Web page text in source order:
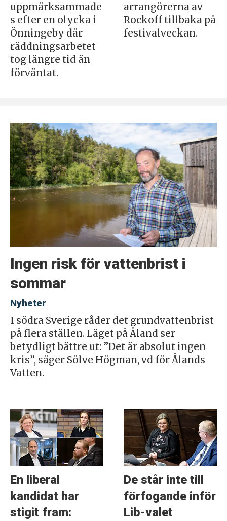
uppmärksammade
s efter en olycka i
Önningeby där
räddningsarbetet
tog längre tid än
förväntat.
arrangörerna av
Rockoff tillbaka på
festivalveckan.
Ingen risk för vattenbrist i
sommar
Nyheter
I södra Sverige råder det grundvattenbrist
på flera ställen. Läget på Åland ser
betydligt bättre ut: ”Det är absolut ingen
kris”, säger Sölve Högman, vd för Ålands
Vatten.
En liberal
kandidat har
stigit fram:
De står inte till
förfogande inför
Lib-valet